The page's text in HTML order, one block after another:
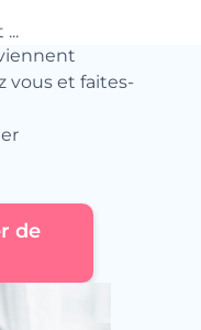
et
vous et faites-
de